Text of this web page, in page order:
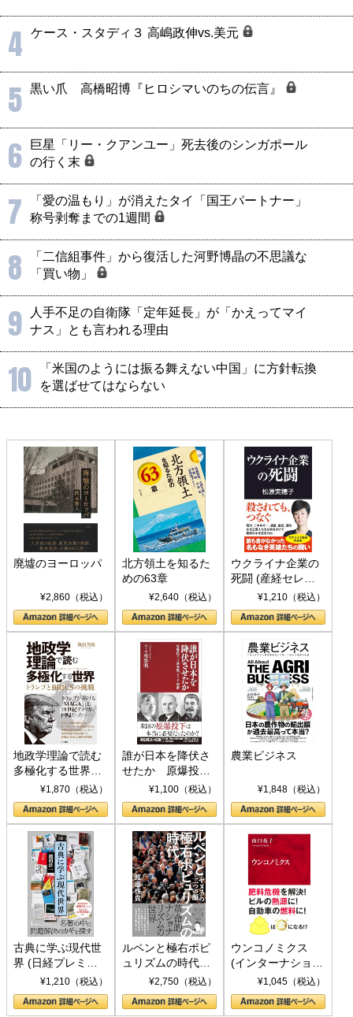
4 ケース・スタディ３ 高嶋政伸vs.美元
5 黒い爪 高橋昭博『ヒロシマいのちの伝言』
6
巨星「リー・クアンユー」死去後のシンガポール
の行く末
7
「愛の温もり」が消えたタイ「国王パートナー」
称号剥奪までの1週間
8
「二信組事件」から復活した河野博晶の不思議な
「買い物」
9
人手不足の自衛隊「定年延長」が「かえってマイ
ナス」とも言われる理由
10
「米国のようには振る舞えない中国」に方針転換
を選ばせてはならない
廃墟のヨーロッパ
¥2,860（税込）
北方領土を知るた
めの63章
¥2,640（税込）
ウクライナ企業の
死闘 (産経セレク
ト S 039)¥1,210（税込）
地政学理論で読む
多極化する世界：
トランプとBRICS
の挑戦
¥1,870（税込）
誰が日本を降伏さ
せたか 原爆投
下、ソ連参戦、そ
して聖断 (PHP新
書)
¥1,100（税込）
農業ビジネス
¥1,848（税込）
古典に学ぶ現代世
界 (日経プレミア
シリーズ)¥1,210（税込）
ルペンと極右ポピ
ュリズムの時代：
〈ヤヌス〉の二つ
の顔
¥2,750（税込）
ウンコノミクス
(インターナショナ
ル新書)¥1,045（税込）